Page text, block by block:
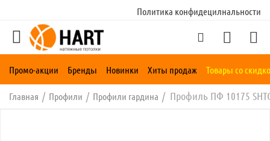
Политика конфидецилнальности
Промо-акции Бренды Новинки Хиты продаж Товары со
Главная / Профили / Профили гардина / Профиль ПФ 10175